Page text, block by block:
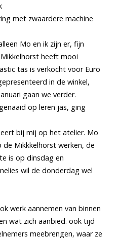
met zwaardere machine
Mo en ik zijn er, fijn
heeft mooi
tas is verkocht voor Euro
in de winkel,
gaan we verder.
op leren jas, ging
bij mij op het atelier. Mo
Mikkkelhorst werken, de
is op dinsdag en
wil de donderdag wel
werk aannemen van binnen
wat zich aanbied. ook tijd
meebrengen, waar ze